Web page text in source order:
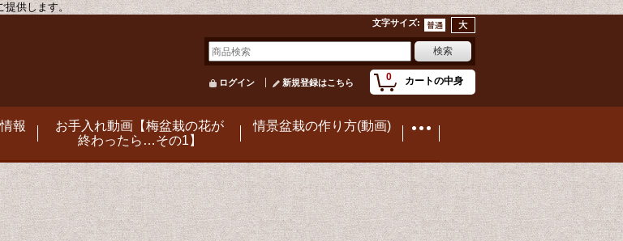
供します。
文字サイズ:
0 カートの中身
ログイン 新規登録はこちら
報
お手入れ動画【梅盆栽の花が
終わったら…その1】
情景盆栽の作り方(動画)